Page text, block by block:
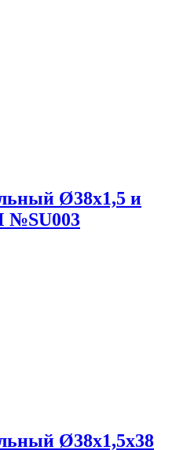
Ø38х1,5 и
Ø38х1,5х38